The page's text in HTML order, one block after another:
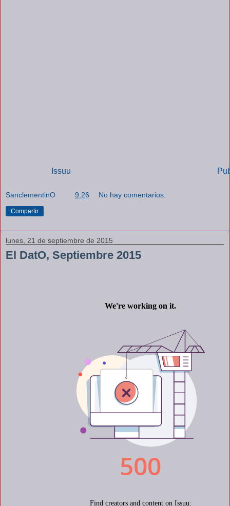
Issuu
SanclementinO 9:26 No hay comentarios:
Compartir
lunes, 21 de septiembre de 2015
El DatO, Septiembre 2015